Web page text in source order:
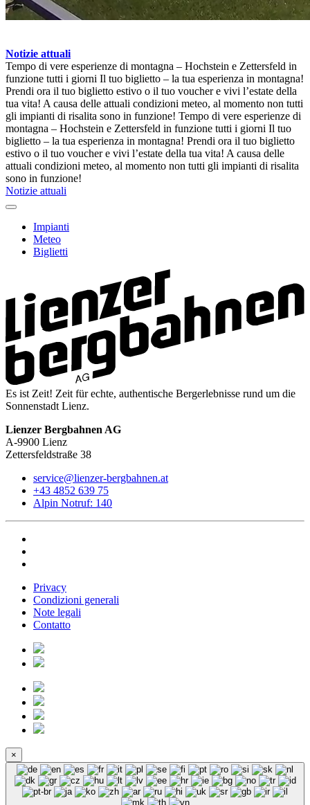
Notizie attuali
Tempo di vere esperienze di montagna – Hochstein e Zettersfeld in
funzione tutti i giorni Il tuo biglietto – la tua esperienza in montagna!
Prendi ora il tuo biglietto estivo o il tuo voucher e vivi l’estate della
tua vita! A causa delle attuali condizioni meteo, al momento non tutti
gli impianti di risalita sono in funzione! Tempo di vere esperienze di
montagna – Hochstein e Zettersfeld in funzione tutti i giorni Il tuo
biglietto – la tua esperienza in montagna! Prendi ora il tuo biglietto
estivo o il tuo voucher e vivi l’estate della tua vita! A causa delle
attuali condizioni meteo, al momento non tutti gli impianti di risalita
sono in funzione!
Notizie attuali
Impianti
Meteo
Biglietti
Es ist Zeit! Zeit für echte, authentische Bergerlebnisse rund um die
Sonnenstadt Lienz.
Lienzer Bergbahnen AG
A-9900 Lienz
Zettersfeldstraße 38
service@lienzer-bergbahnen.at
+43 4852 639 75
Alpin Notruf: 140
Privacy
Condizioni generali
Note legali
Contatto
×